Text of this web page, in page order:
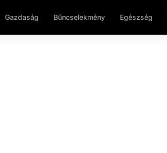
Gazdaság Bűncselekmény Egészség